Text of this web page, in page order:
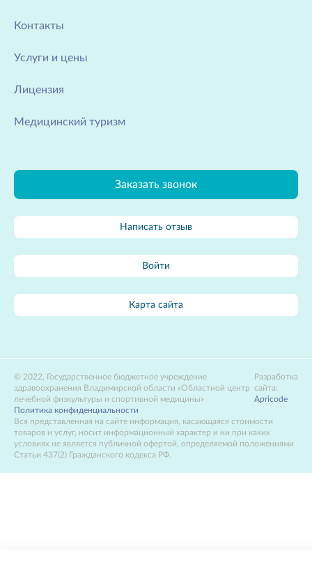
Контакты
Услуги и цены
Лицензия
Медицинский туризм
Заказать звонок
Написать отзыв
Войти
Карта сайта
2022, Государственное бюджетное учреждение
здравоохранения Владимирской области «Областной центр
лечебной физкультуры и спортивной медицины»
Политика конфиденциальности
Разработка
сайта:
Apricode
Вся представленная на сайте информация, касающаяся стоимости
товаров и услуг, носит информационный характер и ни при каких
условиях не является публичной офертой, определяемой положениями
Статьи 437(2) Гражданского кодекса РФ.